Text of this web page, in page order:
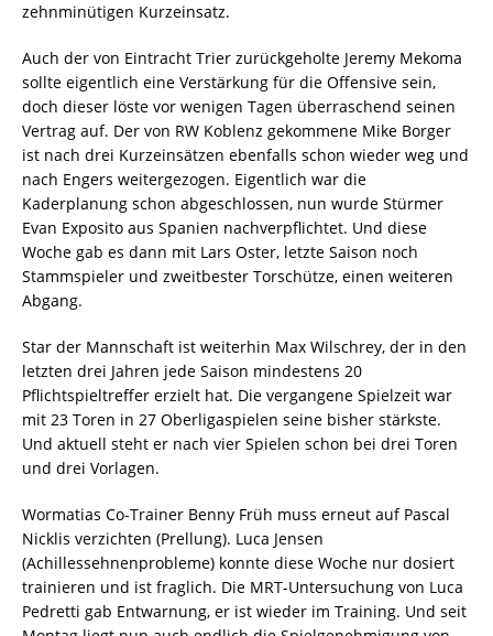
zehnminütigen Kurzeinsatz.
Auch der von Eintracht Trier zurückgeholte Jeremy Mekoma
sollte eigentlich eine Verstärkung für die Offensive sein,
doch dieser löste vor wenigen Tagen überraschend seinen
Vertrag auf. Der von RW Koblenz gekommene Mike Borger
ist nach drei Kurzeinsätzen ebenfalls schon wieder weg und
nach Engers weitergezogen. Eigentlich war die
Kaderplanung schon abgeschlossen, nun wurde Stürmer
Evan Exposito aus Spanien nachverpflichtet. Und diese
Woche gab es dann mit Lars Oster, letzte Saison noch
Stammspieler und zweitbester Torschütze, einen weiteren
Abgang.
Star der Mannschaft ist weiterhin Max Wilschrey, der in den
letzten drei Jahren jede Saison mindestens 20
Pflichtspieltreffer erzielt hat. Die vergangene Spielzeit war
mit 23 Toren in 27 Oberligaspielen seine bisher stärkste.
Und aktuell steht er nach vier Spielen schon bei drei Toren
und drei Vorlagen.
Wormatias Co-Trainer Benny Früh muss erneut auf Pascal
Nicklis verzichten (Prellung). Luca Jensen
(Achillessehnenprobleme) konnte diese Woche nur dosiert
trainieren und ist fraglich. Die MRT-Untersuchung von Luca
Pedretti gab Entwarnung, er ist wieder im Training. Und seit